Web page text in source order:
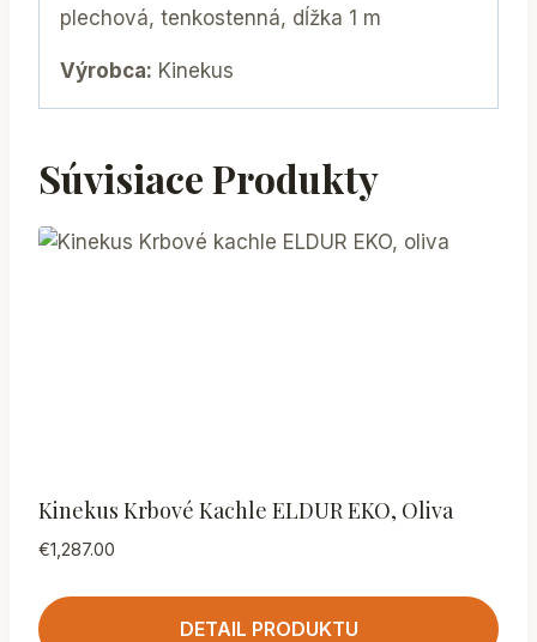
plechová, tenkostenná, dĺžka 1 m
Výrobca: Kinekus
Súvisiace Produkty
Kinekus Krbové Kachle ELDUR EKO, Oliva
€1,287.00
DETAIL PRODUKTU